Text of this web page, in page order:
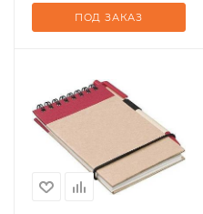
ПОД ЗАКАЗ